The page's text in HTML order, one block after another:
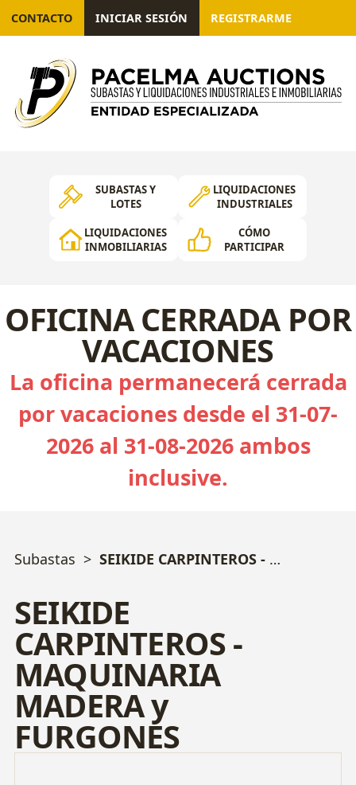
CONTACTO INICIAR SESIÓN REGISTRARME
SUBASTAS Y
LOTES
LIQUIDACIONES
INDUSTRIALES
LIQUIDACIONES
INMOBILIARIAS
CÓMO
PARTICIPAR
OFICINA CERRADA POR
VACACIONES
La oficina permanecerá cerrada
por vacaciones desde el 31-07-
2026 al 31-08-2026 ambos
inclusive.
Subastas SEIKIDE CARPINTEROS - MAQUINARIA MADERA y FURGONES
SEIKIDE
CARPINTEROS -
MAQUINARIA
MADERA y
FURGONES